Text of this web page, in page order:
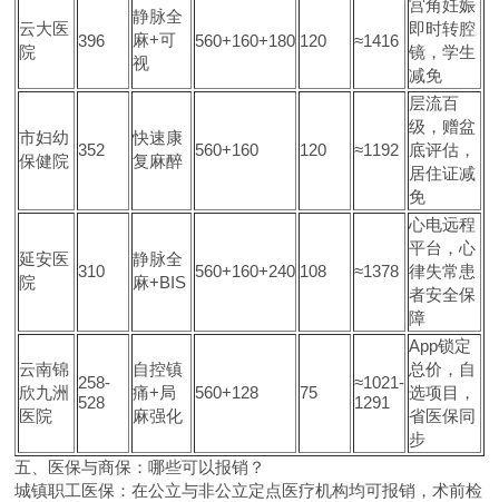
云大医
院
396
静脉全
麻+可
视
560+160+180 120 ≈1416
宫角妊娠
即时转腔
镜，学生
减免
市妇幼
保健院
352
快速康
复麻醉
560+160 120 ≈1192
层流百
级，赠盆
底评估，
居住证减
免
延安医
院
310
静脉全
麻+BIS
560+160+240 108 ≈1378
心电远程
平台，心
律失常患
者安全保
障
云南锦
欣九洲
医院
258-
528
自控镇
痛+局
麻强化
560+128 75
≈1021-
1291
App锁定
总价，自
选项目，
省医保同
步
五、医保与商保：哪些可以报销？
城镇职工医保：在公立与非公立定点医疗机构均可报销，术前检